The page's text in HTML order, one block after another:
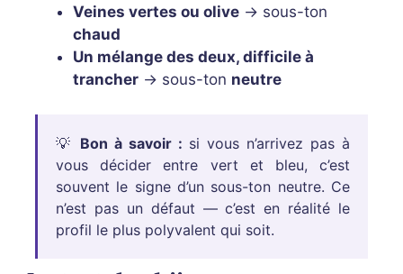
Veines vertes ou olive → sous-ton
chaud
Un mélange des deux, difficile à
trancher → sous-ton neutre
💡 Bon à savoir : si vous n’arrivez pas à
vous décider entre vert et bleu, c’est
souvent le signe d’un sous-ton neutre. Ce
n’est pas un défaut — c’est en réalité le
profil le plus polyvalent qui soit.